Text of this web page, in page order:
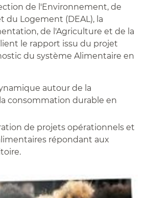
de l'Environnement, de
du Logement (DEAL), la
de l'Agriculture et de la
le rapport issu du projet
du système Alimentaire en
autour de la
consommation durable en
de projets opérationnels et
répondant aux